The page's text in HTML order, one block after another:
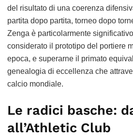
del risultato di una coerenza
partita dopo partita, torneo dopo
Zenga è particolarmente
considerato il prototipo del portiere
epoca, e superarne il primato
genealogia di eccellenza che
calcio mondiale.
Le radici basche:
all’Athletic Club